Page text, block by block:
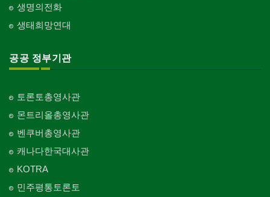
생명의전화
생태희망연대
공공 정부기관
토론토총영사관
몬트리올총영사관
벤쿠버총영사관
캐나다한국대사관
KOTRA
민주평통토론토